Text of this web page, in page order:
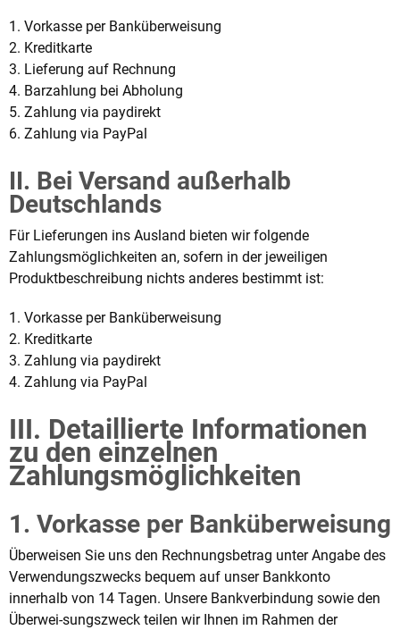
1. Vorkasse per Banküberweisung
2. Kreditkarte
3. Lieferung auf Rechnung
4. Barzahlung bei Abholung
5. Zahlung via paydirekt
6. Zahlung via PayPal
II. Bei Versand außerhalb
Deutschlands
Für Lieferungen ins Ausland bieten wir folgende
Zahlungsmöglichkeiten an, sofern in der jeweiligen
Produktbeschreibung nichts anderes bestimmt ist:
1. Vorkasse per Banküberweisung
2. Kreditkarte
3. Zahlung via paydirekt
4. Zahlung via PayPal
III. Detaillierte Informationen
zu den einzelnen
Zahlungsmöglichkeiten
1. Vorkasse per Banküberweisung
Überweisen Sie uns den Rechnungsbetrag unter Angabe des
Verwendungszwecks bequem auf unser Bankkonto
innerhalb von 14 Tagen. Unsere Bankverbindung sowie den
Überwei-sungszweck teilen wir Ihnen im Rahmen der